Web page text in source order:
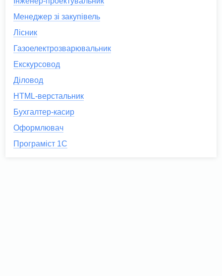
Менеджер зі закупівель
Лісник
Газоелектрозварювальник
Екскурсовод
Діловод
HTML-верстальник
Бухгалтер-касир
Оформлювач
Програміст 1С